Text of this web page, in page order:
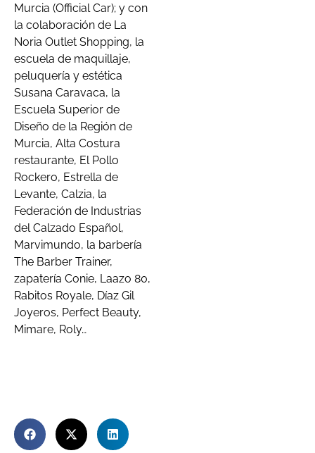
Murcia (Official Car); y con
la colaboración de La
Noria Outlet Shopping, la
escuela de maquillaje,
peluquería y estética
Susana Caravaca, la
Escuela Superior de
Diseño de la Región de
Murcia, Alta Costura
restaurante, El Pollo
Rockero, Estrella de
Levante, Calzia, la
Federación de Industrias
del Calzado Español,
Marvimundo, la barbería
The Barber Trainer,
zapatería Conie, Laazo 80,
Rabitos Royale, Díaz Gil
Joyeros, Perfect Beauty,
Mimare, Roly…